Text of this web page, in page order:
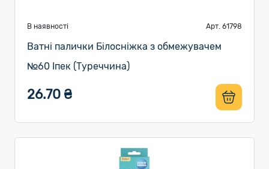
В наявності Арт. 61798
Ватні палички Білосніжка з обмежувачем
№60 Іпек (Туреччина)
26.70 ₴